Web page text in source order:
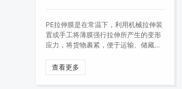
PE拉伸膜是在常温下，利用机械拉伸装
置或手工将薄膜强行拉伸所产生的变形
应力，将货物裹紧，便于运输、储藏的
膜强韧，具有高抗冲击度和穿透强度、
自粘性好、透明、包装后不扩大货物体
查看更多